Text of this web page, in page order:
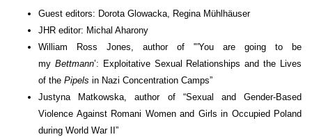
Guest editors: Dorota Glowacka, Regina Mühlhäuser
JHR editor: Michal Aharony
William Ross Jones, author of "'You are going to be
my Bettmann’: Exploitative Sexual Relationships and the Lives
of the Pipels in Nazi Concentration Camps”
Justyna Matkowska, author of “Sexual and Gender-Based
Violence Against Romani Women and Girls in Occupied Poland
during World War II”